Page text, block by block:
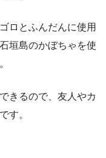
ロとふんだんに使用
垣島のかぼちゃを使
きるので、友人やカ
す。